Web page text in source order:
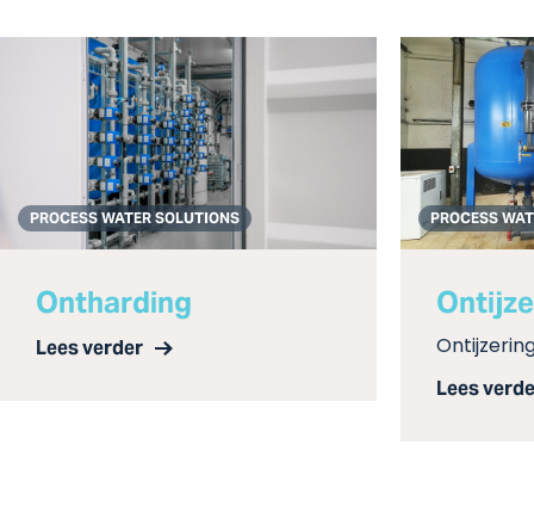
PROCESS WATER SOLUTIONS
Ontharding
Lees verder
PROCESS
Lees